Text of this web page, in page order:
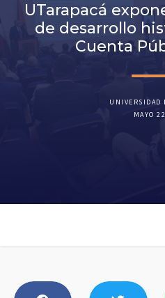
UTarapacá
de desarrollo
Cuenta
UNIVERSIDAD
MAYO